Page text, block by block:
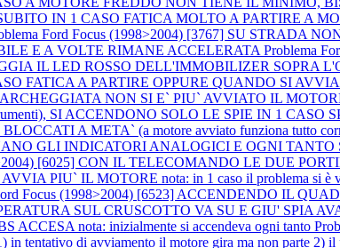
IN 1 CASO FATICA MOLTO A PARTIRE A
Ford Focus (1998>2004) [3767] SU STRADA
E A VOLTE RIMANE ACCELERATA Problema
IL LED ROSSO DELL'IMMOBILIZER SOPRA
FATICA A PARTIRE OPPURE QUANDO SI
NON SI E` PIU` AVVIATO IL
SI ACCENDONO SOLO LE SPIE IN 1
A META` (a motore avviato funziona tutto
GLI INDICATORI ANALOGICI E OGNI TANTO
[6025] CON IL TELECOMANDO LE DUE
PIU` IL MOTORE nota: in 1 caso il problema si è
Focus (1998>2004) [6523] ACCENDENDO IL
SUL CRUSCOTTO VA SU E GIU' SPIA
ACCESA nota: inizialmente si accendeva ogni tanto
tentativo di avviamento il motore gira ma non parte 2) il